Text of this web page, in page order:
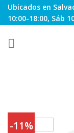
Skip
to
Ubicados en
10:00-18:00, Sáb
-11%